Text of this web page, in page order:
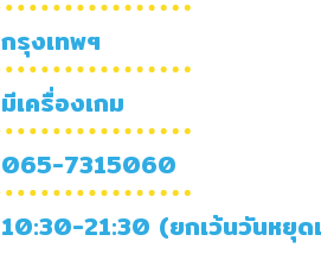
กรุงเทพฯ
มีเครื่องเกม
065-7315060
10:30-21:30 (ยกเว้นวันหยุ